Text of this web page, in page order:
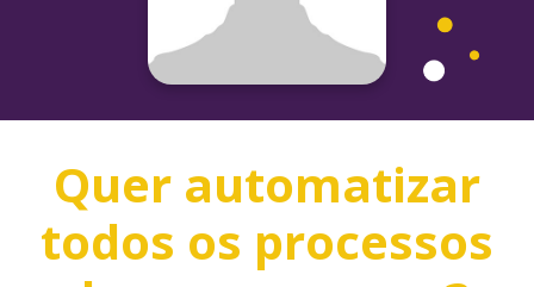
Quer automatizar
todos os processos